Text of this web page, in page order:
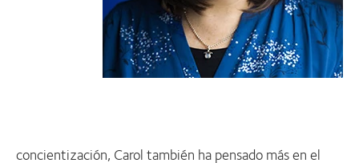
concientización, Carol también ha pensado más en el